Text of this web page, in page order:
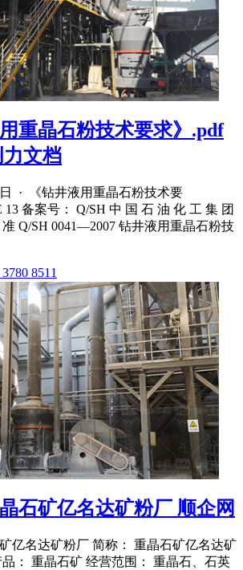
用重晶石粉技术要求》.pdf
力文档
日 · 《钻井液用重晶石粉技术要
13 备案号： Q/SH 中 国 石 油 化 工 集 团
Q/SH 0041—2007 钻井液用重晶石粉技
8511
石矿亿名达矿粉厂 顺企网
亿名达矿粉厂 简称： 重晶石矿亿名达矿
： 重晶石矿 经营范围： 重晶石、石英